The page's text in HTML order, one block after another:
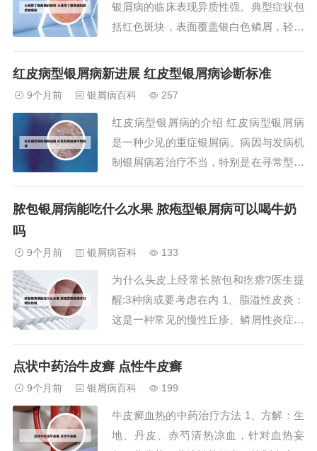
银屑病的临床表现异质性强。典型症状包
括红色斑块，表面覆盖银白色鳞屑，轻刮
眠及日常活动；部分患儿可出现脓疱型银
患儿可能合并关节型银屑病，出现关节肿
胀、疼痛及...
红皮病型银屑病新进展 红皮型银屑病诊断标准
9个月前 银屑病百科 257
红皮病型银屑病的介绍 红皮病型银屑病
是一种少见的重症银屑病。病因与发病机
制银屑病若治疗不当，特别是在寻常型银
大量应用皮质类固醇类药物，且停药或减
的一种严重类型，其常见原因包括： 病
情进展或治疗...
脓包银屑病能吃什么水果 脓疱型银屑病可以喝牛奶
吗
9个月前 银屑病百科 133
为什么头皮上经常长脓包和疙瘩?医生提
醒:3种病或要考虑在内 1、脂溢性皮炎：
这是一种常见的慢性丘疹、鳞屑性炎症性
肚脐、腹沟等皮脂腺丰富的区域。患者可
经常长脓包和疙瘩？医生暗示：3种病或
要考虑在...
点状中药治牛皮癣 点性牛皮癣
9个月前 银屑病百科 199
牛皮癣血热的中药治疗方法 1、方解：生
地、丹皮、赤芍清热凉血，针对血热妄